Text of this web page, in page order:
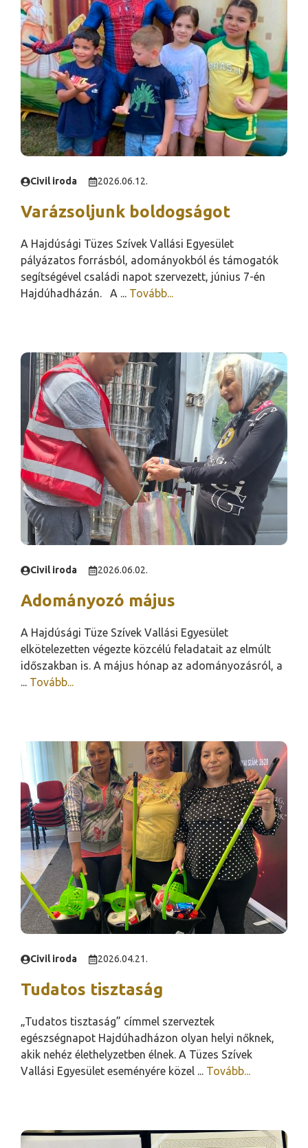
Civil iroda 2026.06.12.
Varázsoljunk boldogságot
A Hajdúsági Tüzes Szívek Vallási Egyesület
pályázatos forrásból, adományokból és támogatók
segítségével családi napot szervezett, június 7-én
Hajdúhadházán. A ... Tovább...
Civil iroda 2026.06.02.
Adományozó május
A Hajdúsági Tüze Szívek Vallási Egyesület
elkötelezetten végezte közcélú feladatait az elmúlt
időszakban is. A május hónap az adományozásról, a
... Tovább...
Civil iroda 2026.04.21.
Tudatos tisztaság
„Tudatos tisztaság” címmel szerveztek
egészségnapot Hajdúhadházon olyan helyi nőknek,
akik nehéz élethelyzetben élnek. A Tüzes Szívek
Vallási Egyesület eseményére közel ... Tovább...